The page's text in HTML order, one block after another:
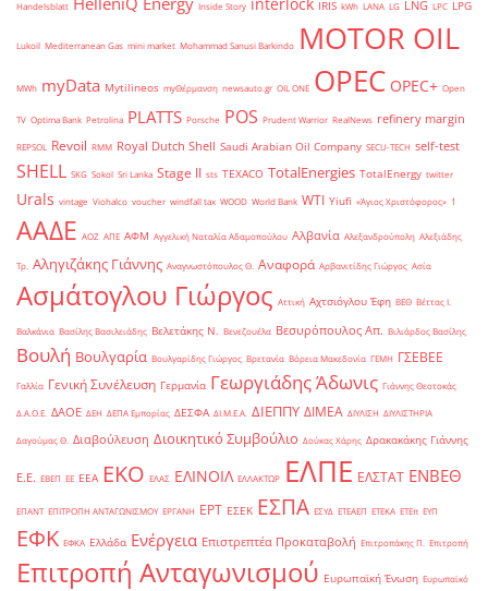
Handelsblatt Inside Story IRIS kWh LANA LG LNG LPC LPG
Lukoil Mediterranean Gas mini market Mohammad Sanusi Barkindo MOTOR OIL
MWh myData Mytilineos myΘέρμανση newsauto.gr OIL ONE OPEC OPEC+ Open
TV Optima Bank Petrolina PLATTS Porsche POS Prudent Warrior RealNews refinery margin
REPSOL Revoil RMM Royal Dutch Shell Saudi Arabian Oil Company SECU-TECH self-test
SHELL SKG Sokol Sri Lanka Stage II sts TEXACO TotalEnergies TotalEnergy twitter
Urals vintage Viohalco voucher windfall tax WOOD World Bank WTI Yiufi «Άγιος Χριστόφορος» ΄1
ΑΑΔΕ ΑΟΖ ΑΠΕ ΑΦΜ Αγγελική Ναταλία Αδαμοπούλου Αλβανία Αλεξανδρούπολη Αλεξιάδης
Τρ. Αληγιζάκης Γιάννης Αναγνωστόπουλος Θ. Αναφορά Αρβανιτίδης Γιώργος Ασία
Ασμάτογλου Γιώργος Αττική Αχτσιόγλου Έφη ΒΕΘ Βέττας Ι.
Βαλκάνια Βασίλης Βασιλειάδης Βελετάκης Ν. Βενεζουέλα Βεσυρόπουλος Απ. Βιλιάρδος Βασίλης
Βουλή Βουλγαρία Βουλγαρίδης Γιώργος Βρετανία Βόρεια Μακεδονία ΓΕΜΗ ΓΣΕΒΕΕ
Γαλλία Γενική Συνέλευση Γερμανία Γεωργιάδης Άδωνις Γιάννης Θεοτοκάς
Δ.Α.Ο.Ε. ΔΑΟΕ ΔΕΗ ΔΕΠΑ Εμπορίας ΔΕΣΦΑ ΔΙ.Μ.Ε.Α. ΔΙΕΠΠΥ ΔΙΜΕΑ ΔΙΥΛΙΣΗ ΔΙΥΛΙΣΤΗΡΙΑ
Δαγούμας Θ. Διαβούλευση Διοικητικό Συμβούλιο Δούκας Χάρης Δρακακάκης Γιάννης
Ε.Ε. ΕΒΕΠ ΕΕ ΕΕΑ ΕΚΟ ΕΛΑΣ ΕΛΙΝΟΙΛ ΕΛΛΑΚΤΩΡ ΕΛΠΕ ΕΛΣΤΑΤ ΕΝΒΕΘ
ΕΠΑΝΤ ΕΠΙΤΡΟΠΗ ΑΝΤΑΓΩΝΙΣΜΟΥ ΕΡΓΑΝΗ ΕΡΤ ΕΣΕΚ ΕΣΠΑ ΕΣΥΔ ΕΤΕΑΕΠ ΕΤΕΚΑ ΕΤΕπ ΕΥΠ
ΕΦΚ ΕΦΚΑ Ελλάδα Ενέργεια Επιστρεπτέα Προκαταβολή Επιτροπάκης Π. Επιτροπή
Επιτροπή Ανταγωνισμού Ευρωπαϊκή Ένωση Ευρωπαϊκό